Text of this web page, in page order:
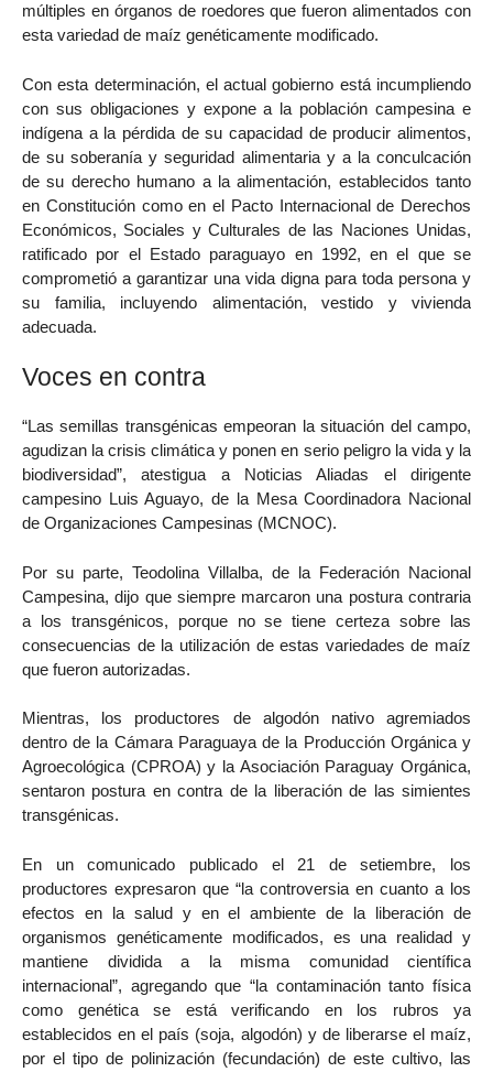
múltiples en órganos de roedores que fueron alimentados con
esta variedad de maíz genéticamente modificado.
Con esta determinación, el actual gobierno está incumpliendo
con sus obligaciones y expone a la población campesina e
indígena a la pérdida de su capacidad de producir alimentos,
de su soberanía y seguridad alimentaria y a la conculcación
de su derecho humano a la alimentación, establecidos tanto
en Constitución como en el Pacto Internacional de Derechos
Económicos, Sociales y Culturales de las Naciones Unidas,
ratificado por el Estado paraguayo en 1992, en el que se
comprometió a garantizar una vida digna para toda persona y
su familia, incluyendo alimentación, vestido y vivienda
adecuada.
Voces en contra
“Las semillas transgénicas empeoran la situación del campo,
agudizan la crisis climática y ponen en serio peligro la vida y la
biodiversidad”, atestigua a Noticias Aliadas el dirigente
campesino Luis Aguayo, de la Mesa Coordinadora Nacional
de Organizaciones Campesinas (MCNOC).
Por su parte, Teodolina Villalba, de la Federación Nacional
Campesina, dijo que siempre marcaron una postura contraria
a los transgénicos, porque no se tiene certeza sobre las
consecuencias de la utilización de estas variedades de maíz
que fueron autorizadas.
Mientras, los productores de algodón nativo agremiados
dentro de la Cámara Paraguaya de la Producción Orgánica y
Agroecológica (CPROA) y la Asociación Paraguay Orgánica,
sentaron postura en contra de la liberación de las simientes
transgénicas.
En un comunicado publicado el 21 de setiembre, los
productores expresaron que “la controversia en cuanto a los
efectos en la salud y en el ambiente de la liberación de
organismos genéticamente modificados, es una realidad y
mantiene dividida a la misma comunidad científica
internacional”, agregando que “la contaminación tanto física
como genética se está verificando en los rubros ya
establecidos en el país (soja, algodón) y de liberarse el maíz,
por el tipo de polinización (fecundación) de este cultivo, las